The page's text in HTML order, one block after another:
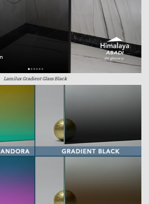
Lamilux Gradient Glass Black